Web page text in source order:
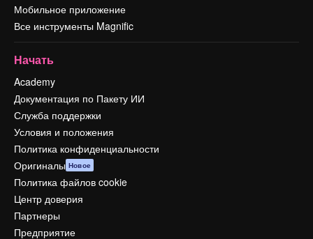
Мобильное приложение
Все инструменты Magnific
Начать
Academy
Документация по Пакету ИИ
Служба поддержки
Условия и положения
Политика конфиденциальности
Оригиналы Новое
Политика файлов cookie
Центр доверия
Партнеры
Предприятие